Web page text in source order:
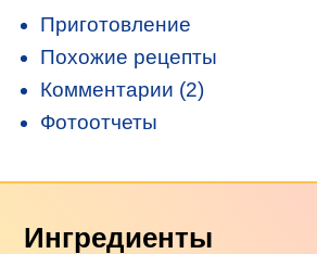
Приготовление
Похожие рецепты
Комментарии (2)
Фотоотчеты
Ингредиенты